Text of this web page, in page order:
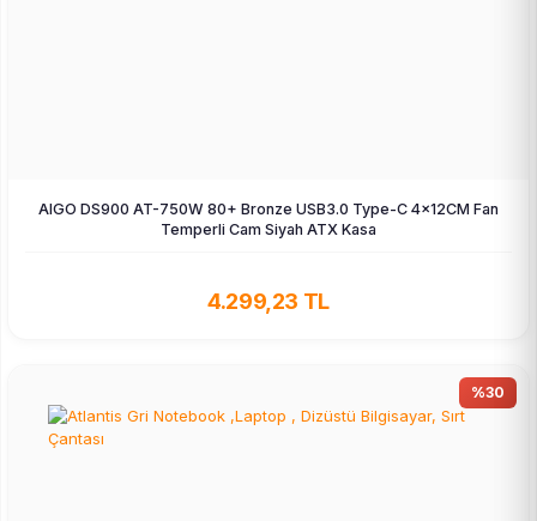
AIGO DS900 AT-750W 80+ Bronze USB3.0 Type-C 4×12CM Fan
Temperli Cam Siyah ATX Kasa
4.299,23 TL
%30